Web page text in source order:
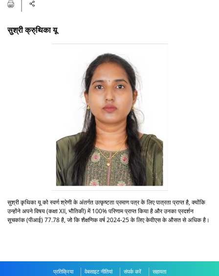
सुश्री क्रु्थिका यू
सुश्री कृथिका यू को स्वर्ण श्रेणी के अंतर्गत उत्कृष्टता प्रमाण पत्र के लिए पात्रता प्राप्त है, क्योंकि
उन्होंने अपने विषय (कक्षा XII, भौतिकी) में 100% परिणाम प्राप्त किया है और उनका प्रदर्शन
सूचकांक (पीआई) 77.78 है, जो कि शैक्षणिक वर्ष 2024-25 के लिए केवीएस के औसत से अधिक है।
प्रतिक्रिया वेबसाइट नीतियां संपर्क करें सहायता